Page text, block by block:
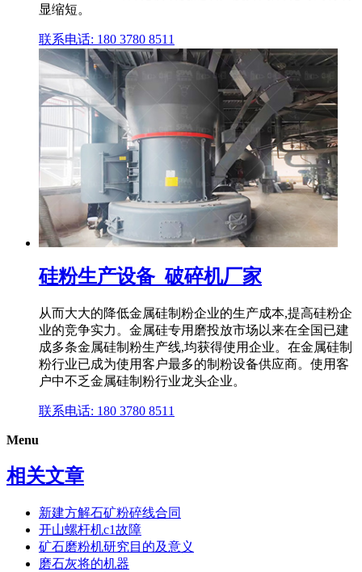
显缩短。
联系电话: 180 3780 8511
硅粉生产设备_破碎机厂家
从而大大的降低金属硅制粉企业的生产成本,提高硅粉企
业的竞争实力。金属硅专用磨投放市场以来在全国已建
成多条金属硅制粉生产线,均获得使用企业。在金属硅制
粉行业已成为使用客户最多的制粉设备供应商。使用客
户中不乏金属硅制粉行业龙头企业。
联系电话: 180 3780 8511
Menu
相关文章
新建方解石矿粉碎线合同
开山螺杆机c1故障
矿石磨粉机研究目的及意义
磨石灰将的机器